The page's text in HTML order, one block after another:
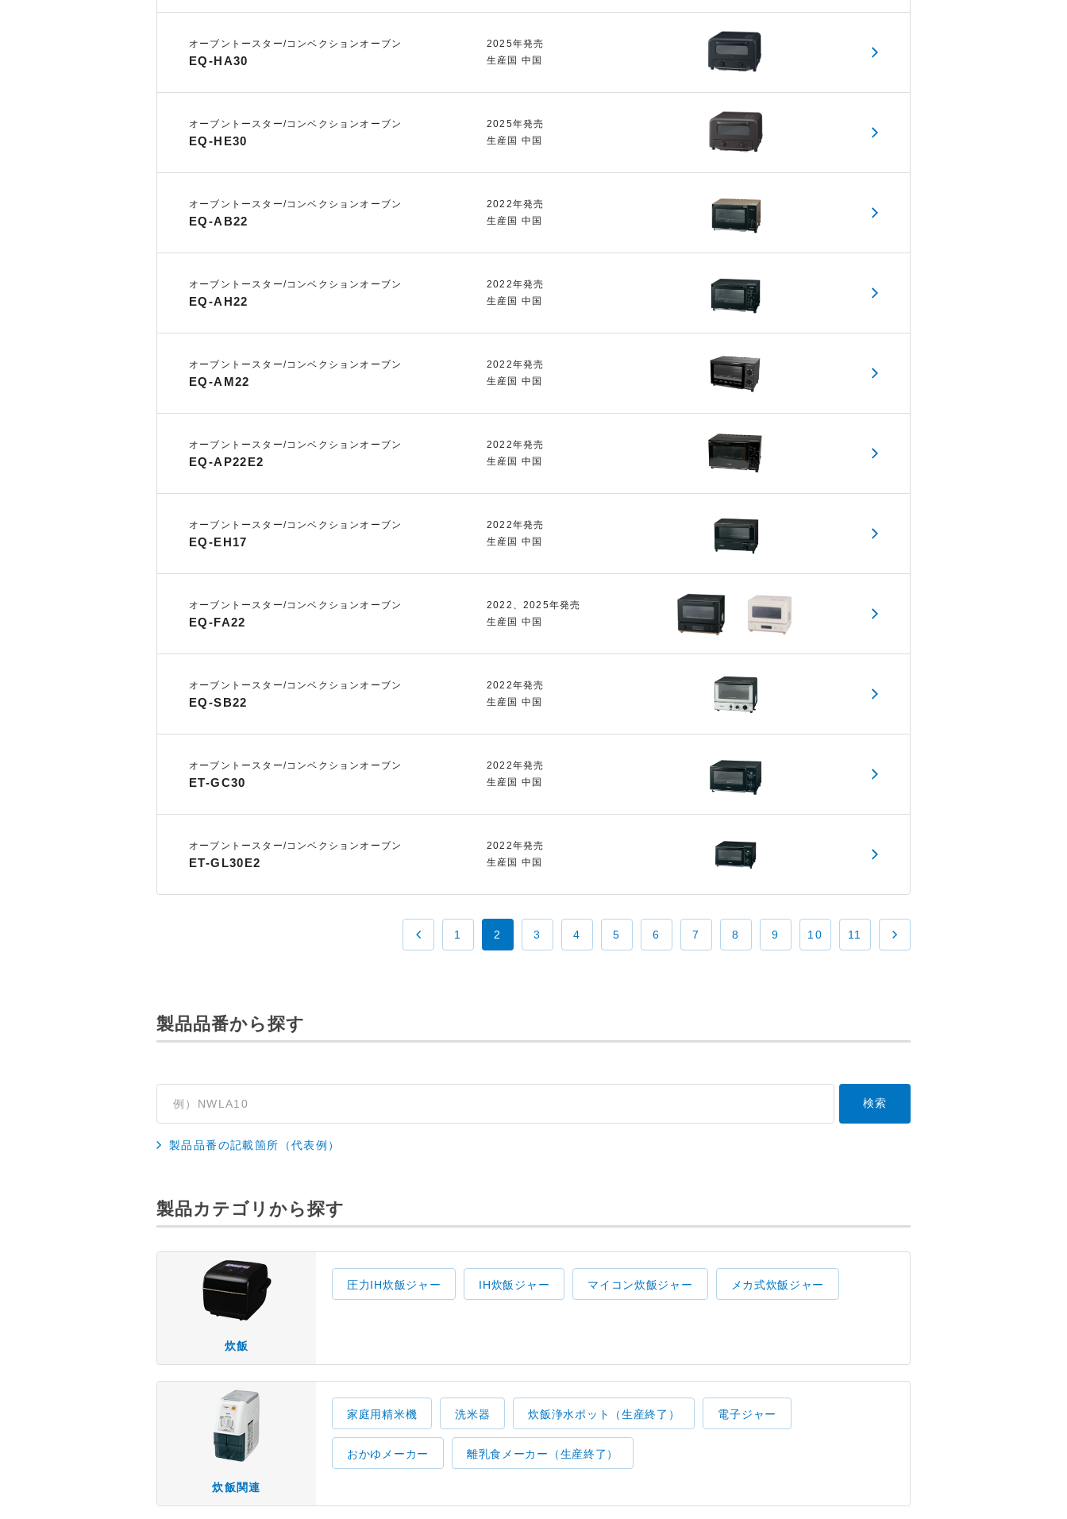
オーブントースター/コンベクションオーブン
EQ-HA30
2025年発売
生産国 中国
オーブントースター/コンベクションオーブン
EQ-HE30
2025年発売
生産国 中国
オーブントースター/コンベクションオーブン
EQ-AB22
2022年発売
生産国 中国
オーブントースター/コンベクションオーブン
EQ-AH22
2022年発売
生産国 中国
オーブントースター/コンベクションオーブン
EQ-AM22
2022年発売
生産国 中国
オーブントースター/コンベクションオーブン
EQ-AP22E2
2022年発売
生産国 中国
オーブントースター/コンベクションオーブン
EQ-EH17
2022年発売
生産国 中国
オーブントースター/コンベクションオーブン
EQ-FA22
2022、2025年発売
生産国 中国
オーブントースター/コンベクションオーブン
EQ-SB22
2022年発売
生産国 中国
オーブントースター/コンベクションオーブン
ET-GC30
2022年発売
生産国 中国
オーブントースター/コンベクションオーブン
ET-GL30E2
2022年発売
生産国 中国
1 2 3 4 5 6 7 8 9 10 11
製品品番から探す
製品品番の記載箇所（代表例）
製品カテゴリから探す
炊飯
圧力IH炊飯ジャー IH炊飯ジャー マイコン炊飯ジャー メカ式炊飯ジャー
炊飯関連
家庭用精米機 洗米器 炊飯浄水ポット（生産終了） 電子ジャー
おかゆメーカー 離乳食メーカー（生産終了）